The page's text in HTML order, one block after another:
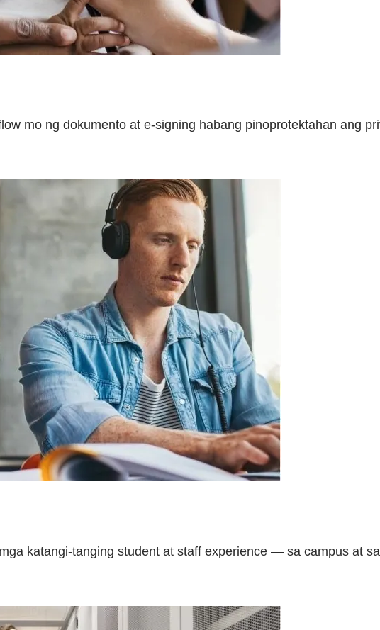
mo ng dokumento at e-signing habang pinoprotektahan ang
katangi-tanging student at staff experience — sa campus at